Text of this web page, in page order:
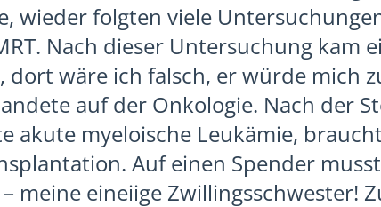
wieder folgten viele
Nach dieser Untersuchung kam
wäre ich falsch, er würde mich
auf der Onkologie. Nach der
akute myeloische Leukämie,
Auf einen Spender
meine eineiige Zwillingsschwester!